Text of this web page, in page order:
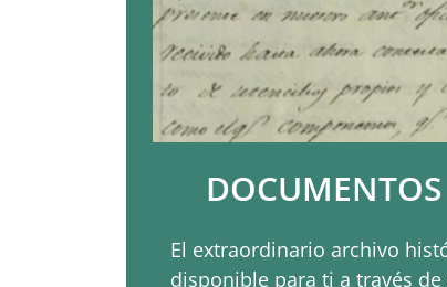
El extraordinario archivo
disponible para ti a través